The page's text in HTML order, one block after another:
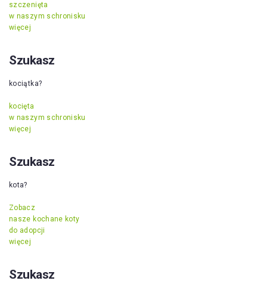
szczenięta
w naszym schronisku
więcej
Szukasz
kociątka?
kocięta
w naszym schronisku
więcej
Szukasz
kota?
Zobacz
nasze kochane koty
do adopcji
więcej
Szukasz